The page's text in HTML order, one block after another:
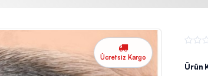
Ücretsiz Kargo
Ürün